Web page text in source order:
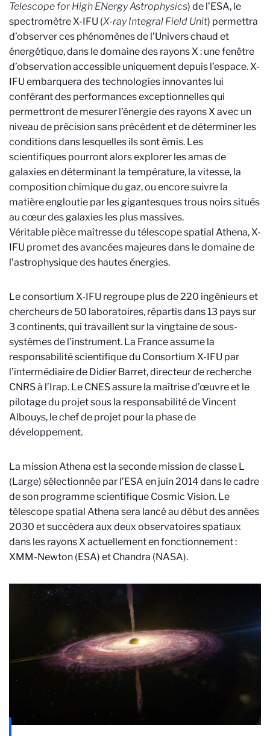
Telescope for High ENergy Astrophysics) de l’ESA, le
spectromètre X-IFU (X-ray Integral Field Unit) permettra
d’observer ces phénomènes de l’Univers chaud et
énergétique, dans le domaine des rayons X : une fenêtre
d’observation accessible uniquement depuis l’espace. X-
IFU embarquera des technologies innovantes lui
conférant des performances exceptionnelles qui
permettront de mesurer l’énergie des rayons X avec un
niveau de précision sans précédent et de déterminer les
conditions dans lesquelles ils sont émis. Les
scientifiques pourront alors explorer les amas de
galaxies en déterminant la température, la vitesse, la
composition chimique du gaz, ou encore suivre la
matière engloutie par les gigantesques trous noirs situés
au cœur des galaxies les plus massives.
Véritable pièce maîtresse du télescope spatial Athena, X-
IFU promet des avancées majeures dans le domaine de
l’astrophysique des hautes énergies.
Le consortium X-IFU regroupe plus de 220 ingénieurs et
chercheurs de 50 laboratoires, répartis dans 13 pays sur
3 continents, qui travaillent sur la vingtaine de sous-
systèmes de l’instrument. La France assume la
responsabilité scientifique du Consortium X-IFU par
l’intermédiaire de Didier Barret, directeur de recherche
CNRS à l’Irap. Le CNES assure la maîtrise d’œuvre et le
pilotage du projet sous la responsabilité de Vincent
Albouys, le chef de projet pour la phase de
développement.
La mission Athena est la seconde mission de classe L
(Large) sélectionnée par l’ESA en juin 2014 dans le cadre
de son programme scientifique Cosmic Vision. Le
télescope spatial Athena sera lancé au début des années
2030 et succédera aux deux observatoires spatiaux
dans les rayons X actuellement en fonctionnement :
XMM-Newton (ESA) et Chandra (NASA).